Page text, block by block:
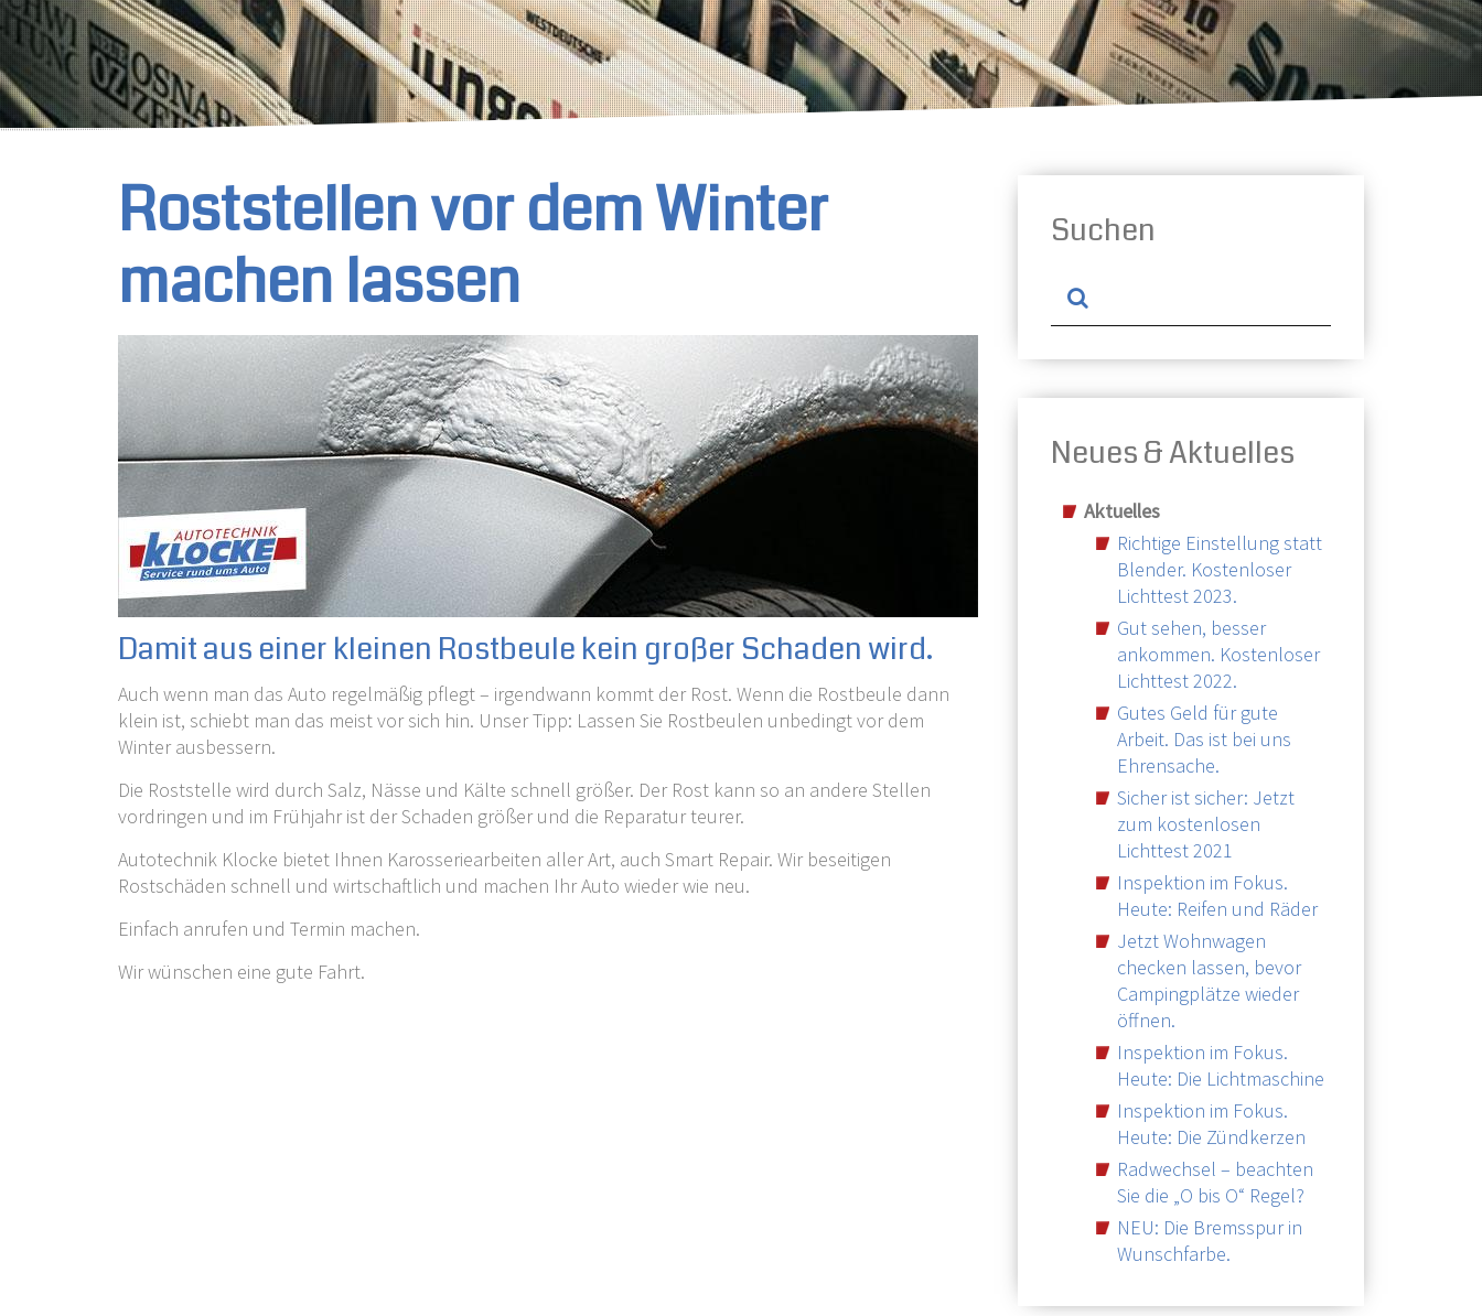
Roststellen vor dem Winter
machen lassen
Damit aus einer kleinen Rostbeule kein großer Schaden wird.
Auch wenn man das Auto regelmäßig pflegt – irgendwann kommt der Rost. Wenn die Rostbeule dann
klein ist, schiebt man das meist vor sich hin. Unser Tipp: Lassen Sie Rostbeulen unbedingt vor dem
Winter ausbessern.
Die Roststelle wird durch Salz, Nässe und Kälte schnell größer. Der Rost kann so an andere Stellen
vordringen und im Frühjahr ist der Schaden größer und die Reparatur teurer.
Autotechnik Klocke bietet Ihnen Karosseriearbeiten aller Art, auch Smart Repair. Wir beseitigen
Rostschäden schnell und wirtschaftlich und machen Ihr Auto wieder wie neu.
Einfach anrufen und Termin machen.
Wir wünschen eine gute Fahrt.
Suchen
Neues & Aktuelles
Aktuelles
Richtige Einstellung statt
Blender. Kostenloser
Lichttest 2023.
Gut sehen, besser
ankommen. Kostenloser
Lichttest 2022.
Gutes Geld für gute
Arbeit. Das ist bei uns
Ehrensache.
Sicher ist sicher: Jetzt
zum kostenlosen
Lichttest 2021
Inspektion im Fokus.
Heute: Reifen und Räder
Jetzt Wohnwagen
checken lassen, bevor
Campingplätze wieder
öffnen.
Inspektion im Fokus.
Heute: Die Lichtmaschine
Inspektion im Fokus.
Heute: Die Zündkerzen
Radwechsel – beachten
Sie die „O bis O“ Regel?
NEU: Die Bremsspur in
Wunschfarbe.